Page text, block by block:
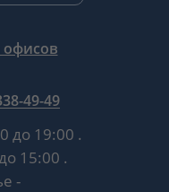
офисов
49-49
до 19:00 .
15:00 .
-